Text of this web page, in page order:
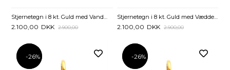
Stjernetegn i 8 kt. Guld med Vandmanden - 20 mm
2.100,00 DKK 2.900,00
Stjernetegn i 8 kt. Guld med Vædderen
2.100,00 DKK 2.900,00
-26%
-26% -26%
-26%